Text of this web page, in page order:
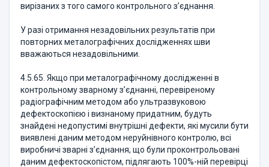
вирізаних з того самого контрольного з’єднання.
У разі отримання незадовільних результатів при
повторних металографічних дослідженнях шви
вважаються незадовільними.
4.5.65. Якщо при металографічному дослідженні в
контрольному зварному з’єднанні, перевіреному
радіографічним методом або ультразвуковою
дефектоскопією і визнаному придатним, будуть
знайдені недопустимі внутрішні дефекти, які мусили бути
виявлені даним методом неруйнівного контролю, всі
виробничі зварні з’єднання, що були проконтрольовані
даним дефектоскопістом, підлягають 100%-ній перевірці